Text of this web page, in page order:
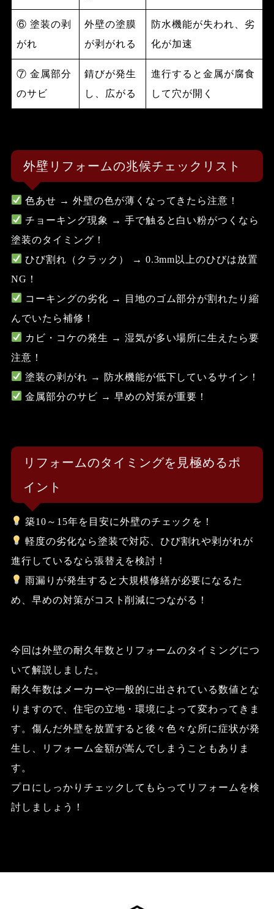
⑥ 塗装の剥
がれ
外壁の塗膜
が剥がれる
防水機能が失われ、劣
化が加速
⑦ 金属部分
のサビ
錆びが発生
し、広がる
進行すると金属が腐食
して穴が開く
外壁リフォームの兆候チェックリスト
色あせ → 外壁の色が薄くなってきたら注意！
チョーキング現象
→ 手で触ると白い粉がつくなら
塗装のタイミング！
ひび割れ（クラック）
→ 0.3mm以上のひびは放置
NG！
コーキングの劣化 → 目地のゴム部分が割れたり縮
んでいたら補修！
カビ・コケの発生 → 湿気が多い場所に生えたら要
注意！
塗装の剥がれ → 防水機能が低下しているサイン！
金属部分のサビ → 早めの対策が重要！
リフォームのタイミングを見極めるポ
イント
築10～15年を目安に外壁のチェックを！
軽度の劣化なら塗装で対応、ひび割れや剥がれが
進行しているなら張替えを検討！
雨漏りが発生すると大規模修繕が必要になるた
め、早めの対策がコスト削減につながる！
今回は外壁の耐久年数とリフォームのタイミングにつ
いて解説しました。
耐久年数はメーカーや一般的に出されている数値とな
りますので、住宅の立地・環境によって変わってきま
す。傷んだ外壁を放置すると後々色々な所に症状が発
生し、リフォーム金額が嵩んでしまうこともありま
す。
プロにしっかりチェックしてもらってリフォームを検
討しましょう！